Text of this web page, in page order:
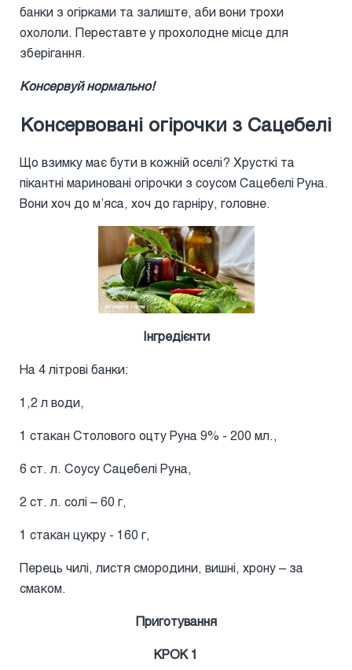
банки з огірками та залиште, аби вони трохи
охололи. Переставте у прохолодне місце для
зберігання.
Консервуй нормально!
Консервовані огірочки з Сацебелі
Що взимку має бути в кожній оселі? Хрусткі та
пікантні мариновані огірочки з соусом Сацебелі Руна.
Вони хоч до м’яса, хоч до гарніру, головне.
Інгредієнти
На 4 літрові банки:
1,2 л води,
1 стакан Столового оцту Руна 9% - 200 мл.,
6 ст. л. Соусу Сацебелі Руна,
2 ст. л. солі – 60 г,
1 стакан цукру - 160 г,
Перець чилі, листя смородини, вишні, хрону – за
смаком.
Приготування
КРОК 1